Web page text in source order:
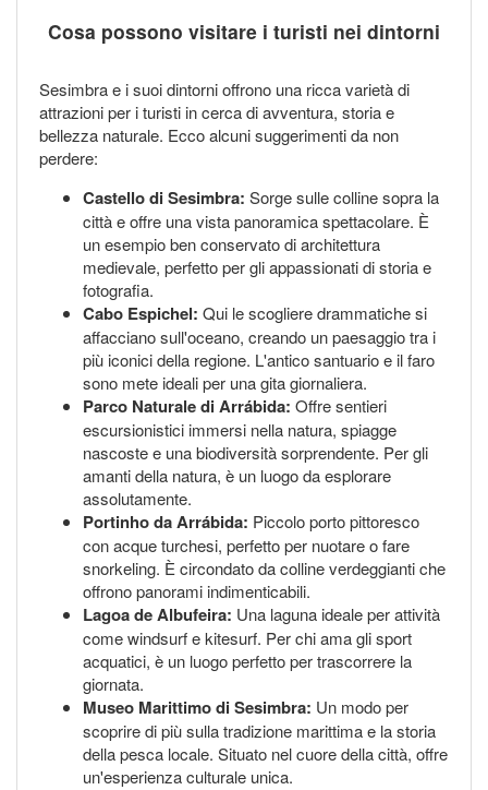
Cosa possono visitare i turisti nei dintorni
Sesimbra e i suoi dintorni offrono una ricca varietà di
attrazioni per i turisti in cerca di avventura, storia e
bellezza naturale. Ecco alcuni suggerimenti da non
perdere:
Castello di Sesimbra: Sorge sulle colline sopra la
città e offre una vista panoramica spettacolare. È
un esempio ben conservato di architettura
medievale, perfetto per gli appassionati di storia e
fotografia.
Cabo Espichel: Qui le scogliere drammatiche si
affacciano sull'oceano, creando un paesaggio tra i
più iconici della regione. L'antico santuario e il faro
sono mete ideali per una gita giornaliera.
Parco Naturale di Arrábida: Offre sentieri
escursionistici immersi nella natura, spiagge
nascoste e una biodiversità sorprendente. Per gli
amanti della natura, è un luogo da esplorare
assolutamente.
Portinho da Arrábida: Piccolo porto pittoresco
con acque turchesi, perfetto per nuotare o fare
snorkeling. È circondato da colline verdeggianti che
offrono panorami indimenticabili.
Lagoa de Albufeira: Una laguna ideale per attività
come windsurf e kitesurf. Per chi ama gli sport
acquatici, è un luogo perfetto per trascorrere la
giornata.
Museo Marittimo di Sesimbra: Un modo per
scoprire di più sulla tradizione marittima e la storia
della pesca locale. Situato nel cuore della città, offre
un'esperienza culturale unica.